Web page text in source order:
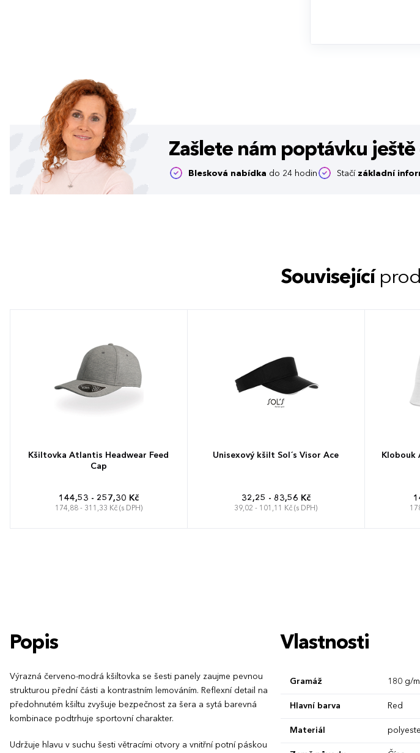
Zašlete nám poptávku ještě
Blesková nabídka do 24 hodin Stačí základní
Související
Kšiltovka Atlantis Headwear Feed
Cap
144,53 - 257,30 Kč
174,88 - 311,33 Kč (s DPH)
Unisexový kšilt Sol´s Visor Ace
32,25 - 83,56 Kč
39,02 - 101,11 Kč (s DPH)
Klobouk
Popis
Výrazná červeno-modrá kšiltovka se šesti panely zaujme pevnou
strukturou přední části a kontrastním lemováním. Reflexní detail na
předohnutém kšiltu zvyšuje bezpečnost za šera a sytá barevná
kombinace podtrhuje sportovní charakter.
Udržuje hlavu v suchu šesti větracími otvory a vnitřní potní páskou
Vlastnosti
Gramáž 180 g/
Hlavní barva Red
Materiál